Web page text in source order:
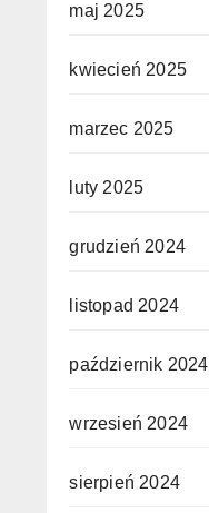
maj 2025
kwiecień 2025
marzec 2025
luty 2025
grudzień 2024
listopad 2024
październik 2024
wrzesień 2024
sierpień 2024